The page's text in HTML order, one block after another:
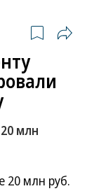
млн
20 млн руб.